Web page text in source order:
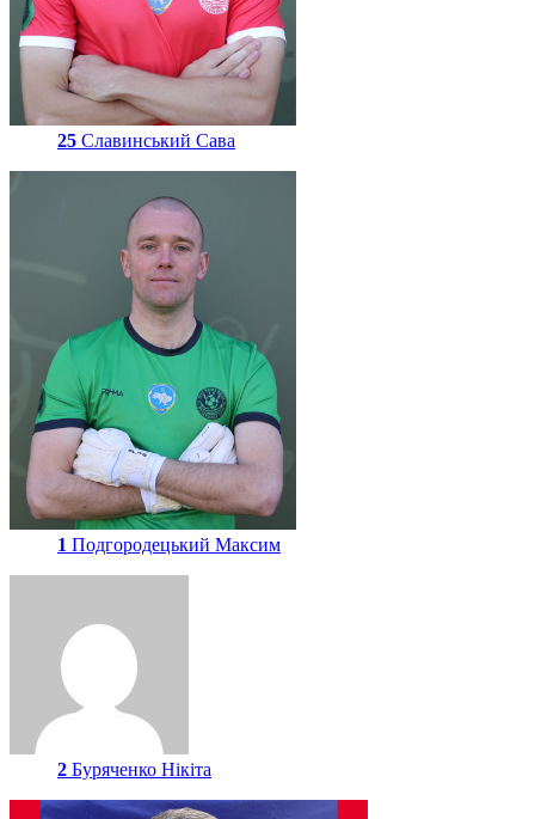
25 Славинський Сава
1 Подгородецький Максим
2 Буряченко Нікіта